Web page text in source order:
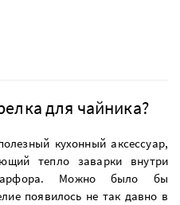
для чайника?
кухонный аксессуар,
тепло заварки внутри
Можно было бы
появилось не так давно в